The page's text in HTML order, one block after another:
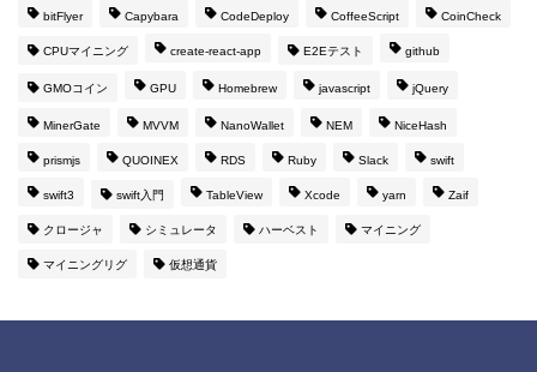
bitFlyer Capybara CodeDeploy CoffeeScript CoinCheck
CPUマイニング create-react-app E2Eテスト github
GMOコイン GPU Homebrew javascript jQuery
MinerGate MVVM NanoWallet NEM NiceHash
prismjs QUOINEX RDS Ruby Slack swift
swift3 swift入門 TableView Xcode yarn Zaif
クロージャ シミュレータ ハーベスト マイニング
マイニングリグ 仮想通貨